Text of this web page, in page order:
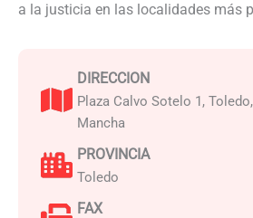
a la justicia en las localidades más
DIRECCION
Plaza Calvo Sotelo 1,
Mancha
PROVINCIA
Toledo
FAX